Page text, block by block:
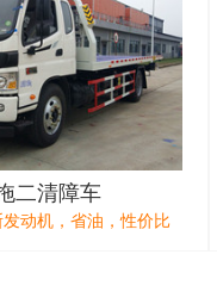
二清障车
动机，省油，性价比